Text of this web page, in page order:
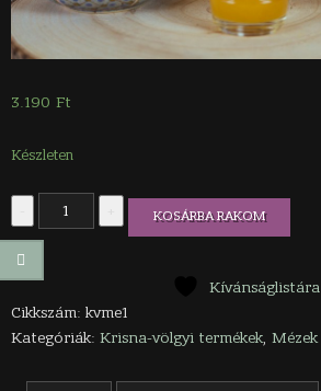
3.190 Ft
Készleten
Napraforgóméz
(lejárat
2027.07.15)
KOSÁRBA RAKOM
Kívánságlistára
Cikkszám: kvme1
Kategóriák: Krisna-völgyi termékek, Mézek